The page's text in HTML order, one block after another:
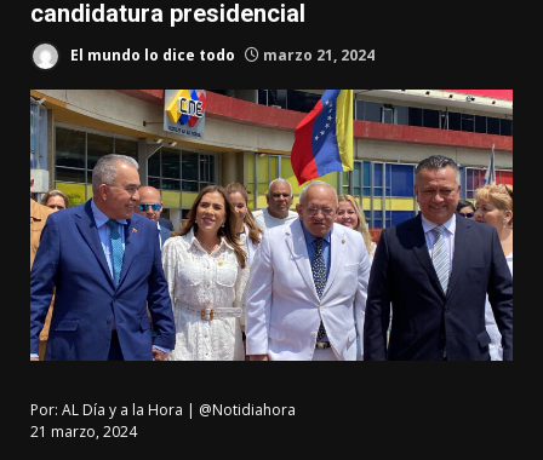
candidatura presidencial
El mundo lo dice todo marzo 21, 2024
Por: AL Día y a la Hora | @Notidiahora
21 marzo, 2024